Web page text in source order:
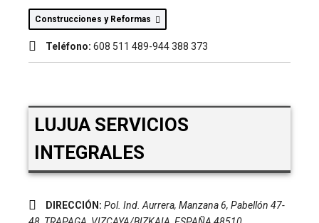
Construcciones y Reformas
Teléfono: 608 511 489-944 388 373
LUJUA SERVICIOS
INTEGRALES
DIRECCIÓN: Pol. Ind. Aurrera, Manzana 6, Pabellón 47-